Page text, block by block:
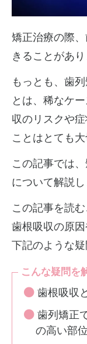
矯正治療の際
きることがあり
もっとも、歯
とは、稀なケ
収のリスクや
ことはとても大
この記事では
について解説し
この記事を読
歯根吸収の原因
下記のような疑
こんな疑問を
歯根吸収
歯列矯正
の高い部位